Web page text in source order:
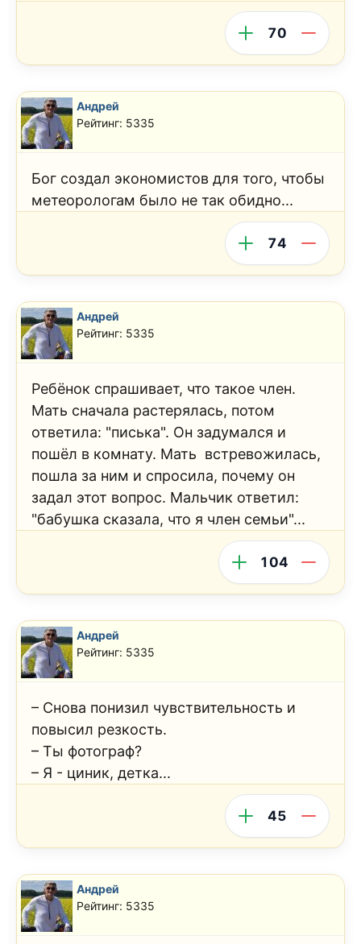
70
Андрей
Рейтинг: 5335
Бог создал экономистов для того, чтобы
метеорологам было не так обидно...
74
Андрей
Рейтинг: 5335
Ребёнок спрашивает, что такое член.
Мать сначала растерялась, потом
ответила: "писька". Он задумался и
пошёл в комнату. Мать встревожилась,
пошла за ним и спросила, почему он
задал этот вопрос. Мальчик ответил:
"бабушка сказала, что я член семьи"...
104
Андрей
Рейтинг: 5335
– Снова понизил чувствительность и
повысил резкость.
– Ты фотограф?
– Я - циник, детка...
45
Андрей
Рейтинг: 5335